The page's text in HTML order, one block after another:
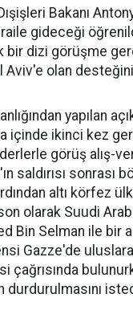
Bakanı
gideceği
bir dizi görüşme
Aviv'e olan
yapılan
içinde ikinci kez
görüş alış-
saldırısı sonrası
altı körfez
olarak Suudi
Bin Selman ile bir
Gazze'de
çağrısında
durdurulmasını